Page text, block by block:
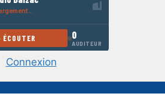
Connexion